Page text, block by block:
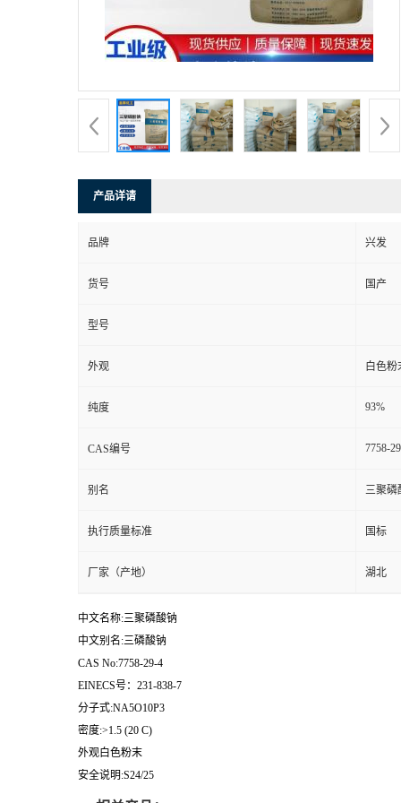
产品详请
品牌 兴发
货号 国产
型号
外观 白色粉
纯度 93%
CAS编号 7758-
别名 三聚磷
执行质量标准 国标
厂家（产地） 湖北
中文名称:三聚磷酸钠
中文别名:三磷酸钠
CAS No:7758-29-4
EINECS号：231-838-7
分子式:NA5O10P3
密度:>1.5 (20 C)
外观白色粉末
安全说明:S24/25